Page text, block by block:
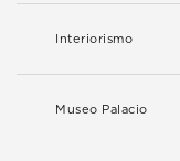
Interiorismo
Museo Palacio